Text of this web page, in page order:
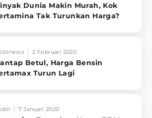
Dunia Makin Murah, Kok
Tak Turunkan Harga?
2 Februari 2020
Betul, Harga Bensin
Turun Lagi
7 Januari 2020